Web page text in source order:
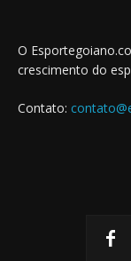
O
crescimento do
Contato: